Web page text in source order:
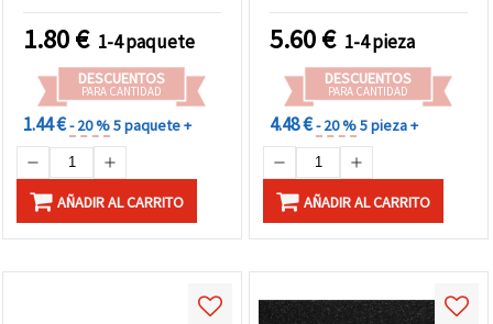
1.80€ 1-4 paquete
DESCUENTOS
PARA CANTIDAD
1.44 €- 20 %5 paquete +
AÑADIR AL CARRITO
5.60€ 1-4 pieza
DESCUENTOS
PARA CANTIDAD
4.48 €- 20 %5 pieza +
AÑADIR AL CARRITO